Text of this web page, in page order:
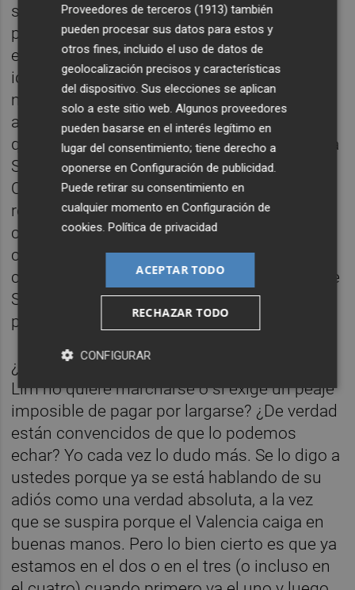
sabe si el propietario quiere mejorar la
plantilla para no pasar apuros clasificatorios
el próximo curso o si, por el contrario, tiene
idea de continuar con su política de
mínimos. Es decir, no hacer nada. Si se baja
a Segunda división... ¿Qué más da? No creo
que lo sepan ni los integrantes de ese viaje a
Singapur: Layhoon, Javier Solís y Corona.
Quizás Lim quiera recuperar parte de su
reputación perdida. O no abandonar la
ciudad como gran perdedor por una simple
cuestión de prestigio. O si realmente
continúa implicado en el Valencia como dice
Solís... ¿Alguna vez lo ha estado? Todo son
preguntas sin respuestas.
¿Alguien se ha planteado que sucederá si
Lim no quiere marcharse o si exige un peaje
imposible de pagar por largarse? ¿De verdad
están convencidos de que lo podemos
echar? Yo cada vez lo dudo más. Se lo digo a
ustedes porque ya se está hablando de su
adiós como una verdad absoluta, a la vez
que se suspira porque el Valencia caiga en
buenas manos. Pero lo bien cierto es que ya
estamos en el dos o en el tres (o incluso en
Proveedores de terceros (1913) también
pueden procesar sus datos para estos y
otros fines, incluido el uso de datos de
geolocalización precisos y características
del dispositivo. Sus elecciones se aplican
solo a este sitio web. Algunos proveedores
pueden basarse en el interés legítimo en
lugar del consentimiento; tiene derecho a
oponerse enConfiguración de publicidad
Puede retirar su consentimiento en
cualquier momento enConfiguración de
cookies .Política de privacidad
ACEPTAR TODO
RECHAZAR TODO
CONFIGURAR